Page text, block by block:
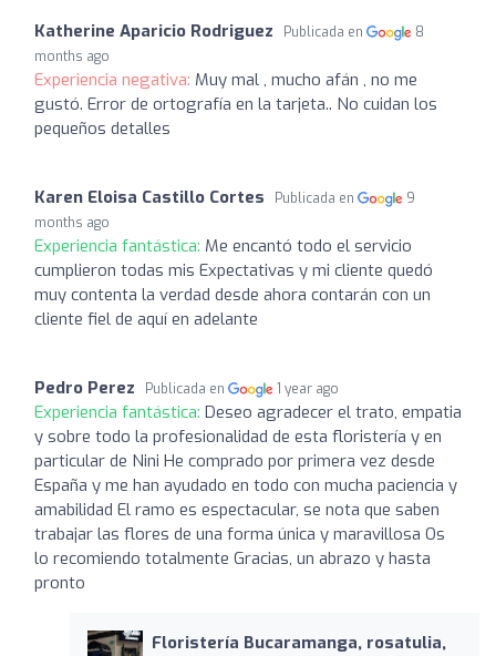
Katherine Aparicio Rodriguez Publicada en
8
months ago
Experiencia negativa: Muy mal , mucho afán , no me
gustó. Error de ortografía en la tarjeta.. No cuidan los
pequeños detalles
Karen Eloisa Castillo Cortes Publicada en
9
months ago
Experiencia fantástica: Me encantó todo el servicio
cumplieron todas mis Expectativas y mi cliente quedó
muy contenta la verdad desde ahora contarán con un
cliente fiel de aquí en adelante
Pedro Perez Publicada en 1 year ago
Experiencia fantástica: Deseo agradecer el trato, empatia
y sobre todo la profesionalidad de esta floristería y en
particular de Nini He comprado por primera vez desde
España y me han ayudado en todo con mucha paciencia y
amabilidad El ramo es espectacular, se nota que saben
trabajar las flores de una forma única y maravillosa Os
lo recomiendo totalmente Gracias, un abrazo y hasta
pronto
Floristería Bucaramanga, rosatulia,